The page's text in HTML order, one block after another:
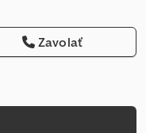
Zavolať